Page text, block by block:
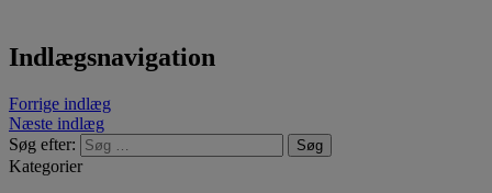
Indlægsnavigation
Forrige indlæg
Næste indlæg
Søg efter:
Kategorier